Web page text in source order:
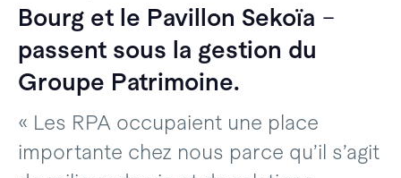
Bourg et le Pavillon Sekoïa –
passent sous la gestion du
Groupe Patrimoine.
« Les RPA occupaient une place
importante chez nous parce qu’il s’agit